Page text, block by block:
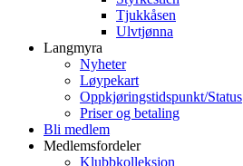
Tjukkåsen
Ulvtjønna
Langmyra
Nyheter
Løypekart
Oppkjøringstidspunkt/Status
Priser og betaling
Bli medlem
Medlemsfordeler
Klubbkolleksjon